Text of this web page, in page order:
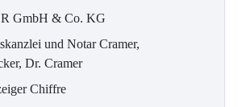
GmbH & Co. KG
und Notar Cramer,
Dr. Cramer
Chiffre